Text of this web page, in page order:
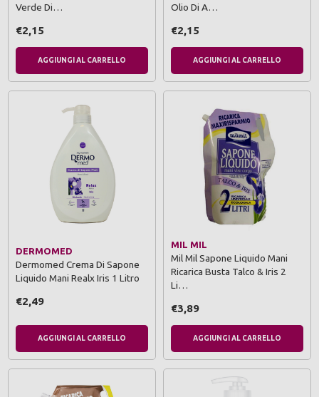
Verde Di…
€2,15
AGGIUNGI AL CARRELLO
Olio Di A…
€2,15
AGGIUNGI AL CARRELLO
DERMOMED
Dermomed Crema Di Sapone
Liquido Mani Realx Iris 1 Litro
€2,49
AGGIUNGI AL CARRELLO
MIL MIL
Mil Mil Sapone Liquido Mani
Ricarica Busta Talco & Iris 2
Li…
€3,89
AGGIUNGI AL CARRELLO